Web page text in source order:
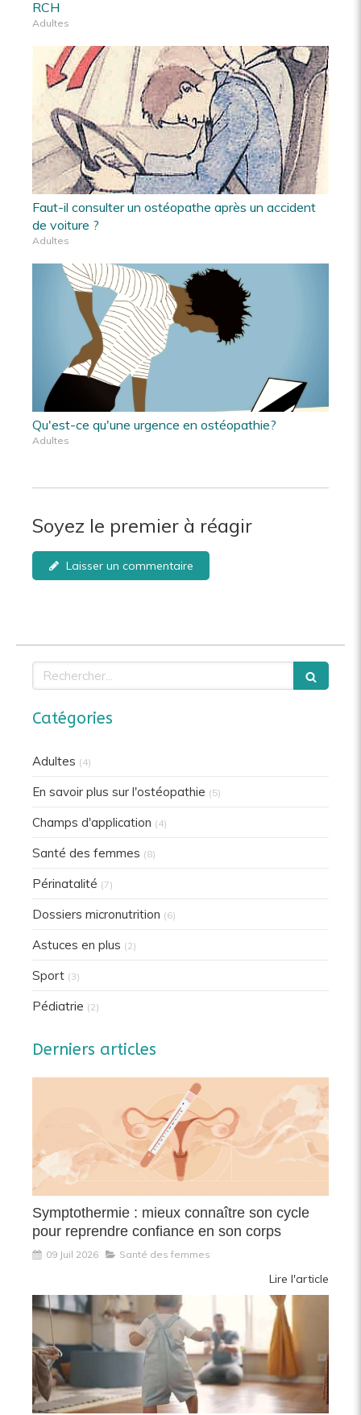
RCH
Adultes
Faut-il consulter un ostéopathe après un accident
de voiture ?
Adultes
Qu'est-ce qu'une urgence en ostéopathie?
Adultes
Soyez le premier à réagir
Laisser un commentaire
Rechercher
Catégories
Adultes (4)
En savoir plus sur l'ostéopathie (5)
Champs d'application (4)
Santé des femmes (8)
Périnatalité (7)
Dossiers micronutrition (6)
Astuces en plus (2)
Sport (3)
Pédiatrie (2)
Derniers articles
Symptothermie : mieux connaître son cycle
pour reprendre confiance en son corps
09 Juil 2026 Santé des femmes
Lire l'article